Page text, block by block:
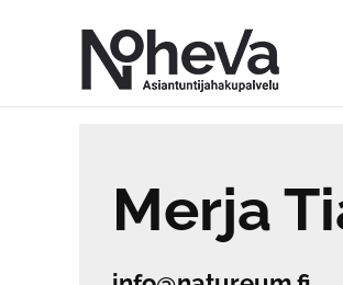
Merja